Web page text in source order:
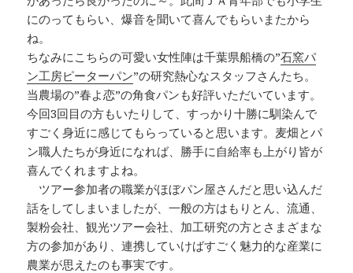
にのってもらい、爆音を聞いて喜んでもらいまたから
ね。
ちなみにこちらの可愛い女性陣は千葉県船橋の”石窯パ
ン工房ピーターパン”の研究熱心なスタッフさんたち。
当農場の”春よ恋”の角食パンも好評いただいています。
今回3回目の方もいたりして、すっかり十勝に馴染んで
すごく身近に感じてもらっていると思います。麦畑とパ
ン職人たちが身近になれば、勝手に自給率も上がり皆が
喜んでくれますよね。
ツアー参加者の職業がほぼパン屋さんだと思い込んだ
話をしてしまいましたが、一般の方はもりとん、流通、
製粉会社、観光ツアー会社、加工研究の方とさまざまな
方の参加があり、連携していけばすごく魅力的な産業に
農業が思えたのも事実です。